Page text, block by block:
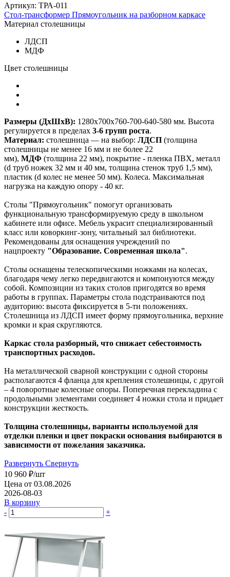
Артикул: ТРА-011
Стол-трансформер Прямоугольник на разборном каркасе
Материал столешницы
ЛДСП
МДФ
Цвет столешницы
Размеры (ДхШхВ): 1280х700х760-700-640-580 мм. Высота
регулируется в пределах 3-6 групп роста.
Материал: столешница — на выбор: ЛДСП (толщина
столешницы не менее 16 мм и не более 22
мм), МДФ (толщина 22 мм), покрытие - пленка ПВХ, металл
(d труб ножек 32 мм и 40 мм, толщина стенок труб 1,5 мм),
пластик (d колес не менее 50 мм). Колеса. Максимальная
нагрузка на каждую опору - 40 кг.
Столы "Прямоугольник" помогут организовать
функциональную трансформируемую среду в школьном
кабинете или офисе. Мебель украсит специализированный
класс или коворкинг-зону, читальный зал библиотеки.
Рекомендованы для оснащения учреждений по
нацпроекту "Образование. Современная школа".
Столы оснащены телескопическими ножками на колесах,
благодаря чему легко передвигаются и компонуются между
собой. Композиции из таких столов пригодятся во время
работы в группах. Параметры стола подстраиваются под
аудиторию: высота фиксируется в 5-ти положениях.
Столешница из ЛДСП имеет форму прямоугольника, верхние
кромки и края скругляются.
Каркас стола разборный, что снижает себестоимость
транспортных расходов.
На металлической сварной конструкции с одной стороны
располагаются 4 фланца для крепления столешницы, с другой
– 4 поворотные колесные опоры. Поперечная перекладина с
продольными элементами соединяет 4 ножки стола и придает
конструкции жесткость.
Толщина столешницы, варианты используемой для
отделки пленки и цвет покраски основания выбираются в
зависимости от пожелания заказчика.
Развернуть Свернуть
10 960 ₽/шт
Цена от 03.08.2026
2026-08-03
В корзину
-
+